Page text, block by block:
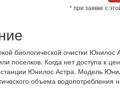
* при заявке с
биологической очистки
поселков. Когда нет доступа к
Юнилос Астра. Модель
объема водопотребления